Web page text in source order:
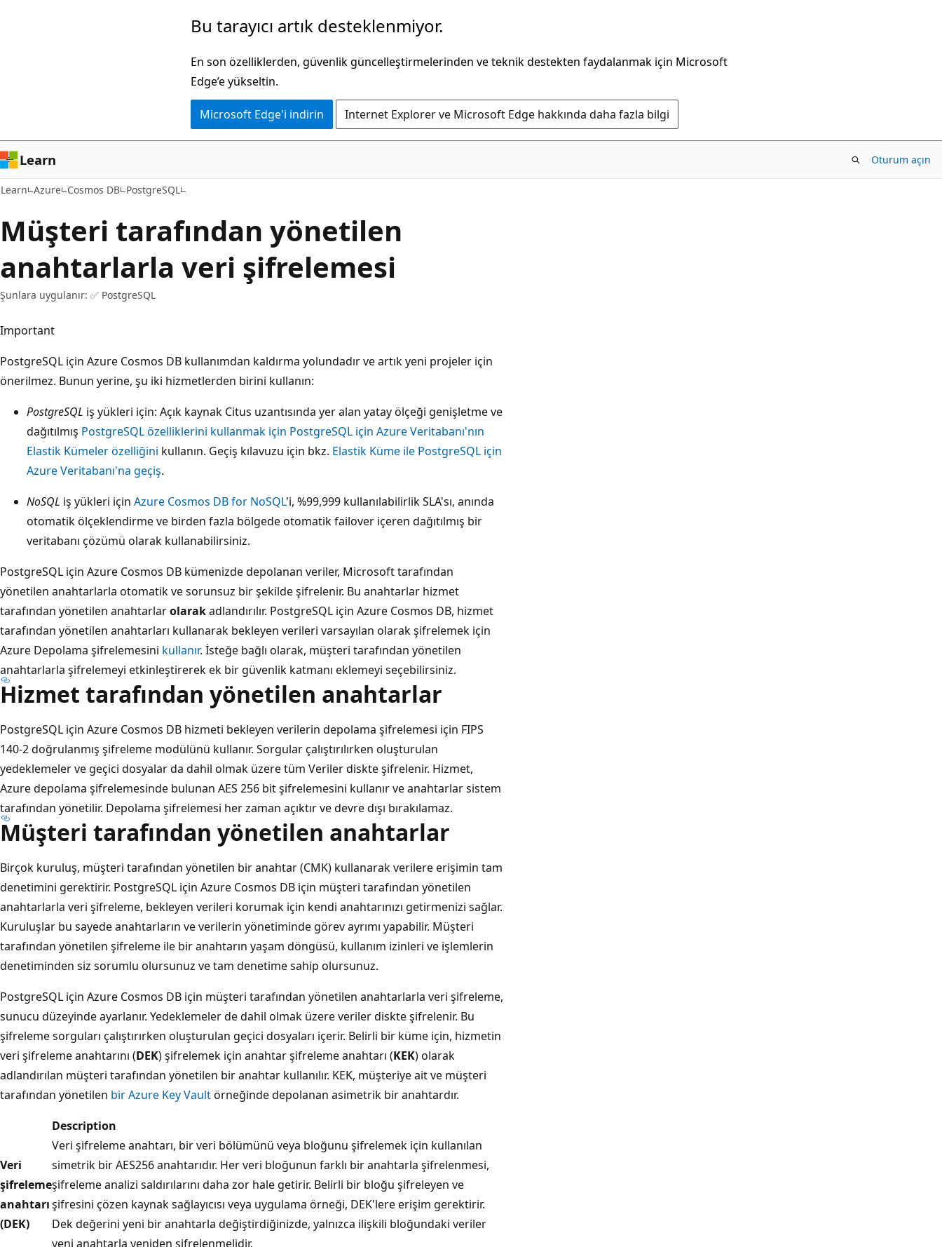
Bu tarayıcı artık desteklenmiyor.
En son özelliklerden, güvenlik güncelleştirmelerinden ve teknik destekten faydalanmak için Microsoft
Edge’e yükseltin.
Microsoft Edge'i indirin Internet Explorer ve Microsoft Edge hakkında daha fazla bilgi
Learn Oturum açın
Learn Azure Cosmos DB PostgreSQL
Müşteri tarafından yönetilen
anahtarlarla veri şifrelemesi
Şunlara uygulanır: ✅ PostgreSQL
Important
PostgreSQL için Azure Cosmos DB kullanımdan kaldırma yolundadır ve artık yeni projeler için
önerilmez. Bunun yerine, şu iki hizmetlerden birini kullanın:
PostgreSQL iş yükleri için: Açık kaynak Citus uzantısında yer alan yatay ölçeği genişletme ve
dağıtılmış PostgreSQL özelliklerini kullanmak için PostgreSQL için Azure Veritabanı'nın
Elastik Kümeler özelliğini kullanın. Geçiş kılavuzu için bkz. Elastik Küme ile PostgreSQL için
Azure Veritabanı'na geçiş.
NoSQL iş yükleri için Azure Cosmos DB for NoSQL'i, %99,999 kullanılabilirlik SLA'sı, anında
otomatik ölçeklendirme ve birden fazla bölgede otomatik failover içeren dağıtılmış bir
veritabanı çözümü olarak kullanabilirsiniz.
PostgreSQL için Azure Cosmos DB kümenizde depolanan veriler, Microsoft tarafından
yönetilen anahtarlarla otomatik ve sorunsuz bir şekilde şifrelenir. Bu anahtarlar hizmet
tarafından yönetilen anahtarlarolarakadlandırılır. PostgreSQL için Azure Cosmos DB, hizmet
tarafından yönetilen anahtarları kullanarak bekleyen verileri varsayılan olarak şifrelemek için
Azure Depolama şifrelemesini kullanır. İsteğe bağlı olarak, müşteri tarafından yönetilen
anahtarlarla şifrelemeyi etkinleştirerek ek bir güvenlik katmanı eklemeyi seçebilirsiniz.
Hizmet tarafından yönetilen anahtarlar
PostgreSQL için Azure Cosmos DB hizmeti bekleyen verilerin depolama şifrelemesi için FIPS
140-2 doğrulanmış şifreleme modülünü kullanır. Sorgular çalıştırılırken oluşturulan
yedeklemeler ve geçici dosyalar da dahil olmak üzere tüm Veriler diskte şifrelenir. Hizmet,
Azure depolama şifrelemesinde bulunan AES 256 bit şifrelemesini kullanır ve anahtarlar sistem
tarafından yönetilir. Depolama şifrelemesi her zaman açıktır ve devre dışı bırakılamaz.
Müşteri tarafından yönetilen anahtarlar
Birçok kuruluş, müşteri tarafından yönetilen bir anahtar (CMK) kullanarak verilere erişimin tam
denetimini gerektirir. PostgreSQL için Azure Cosmos DB için müşteri tarafından yönetilen
anahtarlarla veri şifreleme, bekleyen verileri korumak için kendi anahtarınızı getirmenizi sağlar.
Kuruluşlar bu sayede anahtarların ve verilerin yönetiminde görev ayrımı yapabilir. Müşteri
tarafından yönetilen şifreleme ile bir anahtarın yaşam döngüsü, kullanım izinleri ve işlemlerin
denetiminden siz sorumlu olursunuz ve tam denetime sahip olursunuz.
PostgreSQL için Azure Cosmos DB için müşteri tarafından yönetilen anahtarlarla veri şifreleme,
sunucu düzeyinde ayarlanır. Yedeklemeler de dahil olmak üzere veriler diskte şifrelenir. Bu
şifreleme sorguları çalıştırırken oluşturulan geçici dosyaları içerir. Belirli bir küme için, hizmetin
veri şifreleme anahtarını (DEK) şifrelemek için anahtar şifreleme anahtarı (KEK) olarak
adlandırılan müşteri tarafından yönetilen bir anahtar kullanılır. KEK, müşteriye ait ve müşteri
tarafından yönetilen bir Azure Key Vaultörneğinde depolanan asimetrik bir anahtardır.
Description
Veri
şifreleme
anahtarı
(DEK)
Veri şifreleme anahtarı, bir veri bölümünü veya bloğunu şifrelemek için kullanılan
simetrik bir AES256 anahtarıdır. Her veri bloğunun farklı bir anahtarla şifrelenmesi,
şifreleme analizi saldırılarını daha zor hale getirir. Belirli bir bloğu şifreleyen ve
şifresini çözen kaynak sağlayıcısı veya uygulama örneği, DEK'lere erişim gerektirir.
Dek değerini yeni bir anahtarla değiştirdiğinizde, yalnızca ilişkili bloğundaki veriler
yeni anahtarla yeniden şifrelenmelidir.